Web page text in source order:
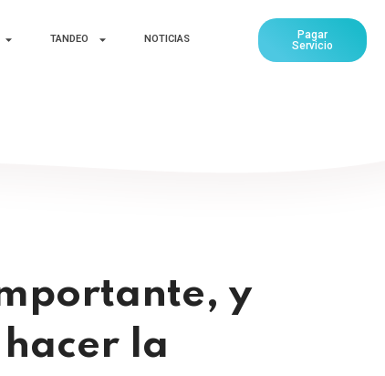
TANDEO NOTICIAS
Pagar
Servicio
y
la